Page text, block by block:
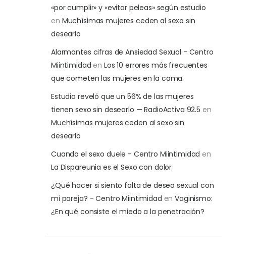
«por cumplir» y «evitar peleas» según estudio
en Muchísimas mujeres ceden al sexo sin
desearlo
Alarmantes cifras de Ansiedad Sexual - Centro
Miintimidad en Los 10 errores más frecuentes
que cometen las mujeres en la cama.
Estudio reveló que un 56% de las mujeres
tienen sexo sin desearlo — RadioActiva 92.5 en
Muchísimas mujeres ceden al sexo sin
desearlo
Cuando el sexo duele - Centro Miintimidad en
La Dispareunia es el Sexo con dolor
¿Qué hacer si siento falta de deseo sexual con
mi pareja? - Centro Miintimidad enVaginismo:
¿En qué consiste el miedo a la penetración?